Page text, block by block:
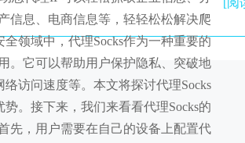
信息、电商信息等，轻轻松松解决爬
全领域中，代理Socks作为一种重要的
。它可以帮助用户保护隐私、突破地
络访问速度等。本文将探讨代理Socks
势。接下来，我们来看看代理Socks的
先，用户需要在自己的设备上配置代
[阅